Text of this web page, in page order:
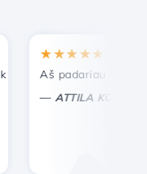
įvertinti. Su ypatinga
★★★★★
Aš padariau teisingą
ATTILA KOLES